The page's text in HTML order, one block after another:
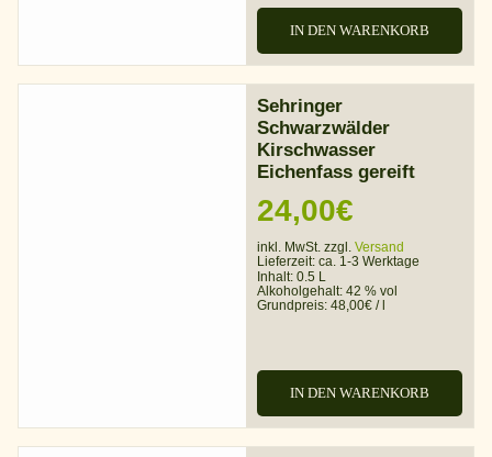
IN DEN WARENKORB
Sehringer
Schwarzwälder
Kirschwasser
Eichenfass gereift
24,00€
inkl. MwSt. zzgl. Versand
Lieferzeit: ca. 1-3 Werktage
Inhalt: 0.5 L
Alkoholgehalt: 42 % vol
Grundpreis: 48,00€ /l
IN DEN WARENKORB